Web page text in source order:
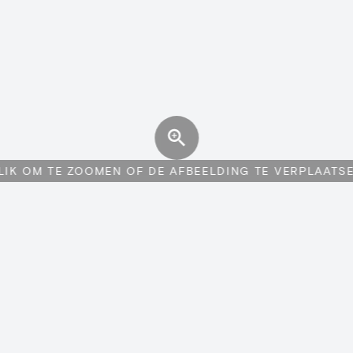
OM TE ZOOMEN OF DE AFBEELDING TE